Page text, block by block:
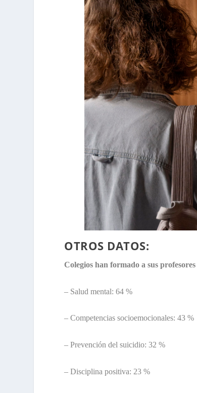
OTROS DATOS:
Colegios han formado a sus
– Salud mental: 64 %
– Competencias socioemocionales: 43 %
– Prevención del suicidio: 32 %
– Disciplina positiva: 23 %